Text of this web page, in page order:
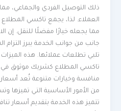
ذلك التوصيل الفردي والجماعي، مما
العملاء. لذا، يجمع تاكسي المطلاع
مما يجعله خيارًا مفضلًا للنقل. إن
جانب من جوانب الخدمة يبرز التزام
تلبي تطلعات عملائها. هذه الميزات
تاكسي المطلاع كشريك موثوق في
منافسة وخيارات متنوعة تُعد أسعار
من الأمور الأساسية التي تميزها
تتميز هذه الخدمة بتقديم أسعار